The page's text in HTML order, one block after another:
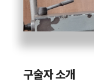
구술자 소개